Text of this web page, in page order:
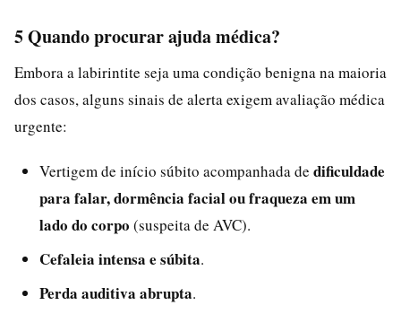
5 Quando procurar ajuda médica?
Embora a labirintite seja uma condição benigna na maioria
dos casos, alguns sinais de alerta exigem avaliação médica
urgente:
Vertigem de início súbito acompanhada de dificuldade
para falar, dormência facial ou fraqueza em um
lado do corpo (suspeita de AVC).
Cefaleia intensa e súbita.
Perda auditiva abrupta.